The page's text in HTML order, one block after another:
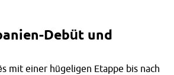
Debüt und
mit einer hügeligen Etappe bis nach